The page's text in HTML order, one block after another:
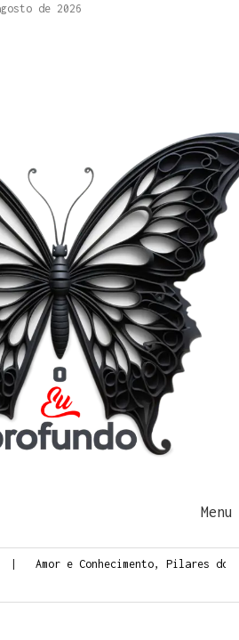
de 2026
Amor e Conhecimento, Pilares do